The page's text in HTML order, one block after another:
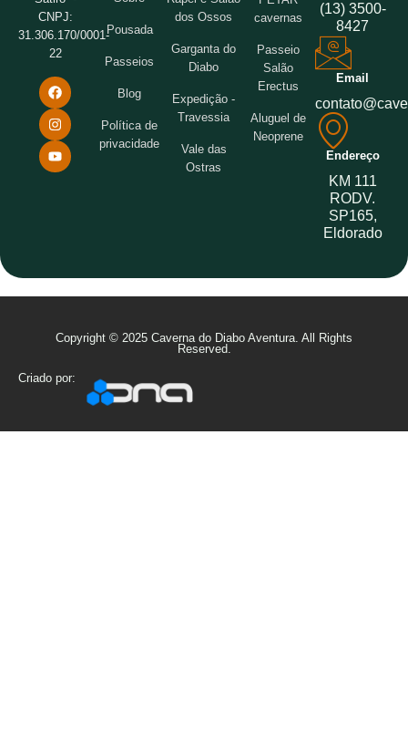
CNPJ:
31.306.170/0001-
22
Pousada
Passeios
Blog
Política de
privacidade
dos Ossos
Garganta do
Diabo
Expedição -
Travessia
Vale das
Ostras
cavernas
Passeio
Salão
Erectus
Aluguel de
Neoprene
(13) 3500-
8427
Email
Endereço
KM 111
RODV.
SP165,
Eldorado
Copyright © 2025 Caverna do Diabo Aventura. All Rights
Reserved.
Criado por: